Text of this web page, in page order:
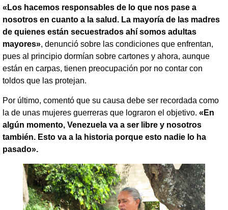
«Los hacemos responsables de lo que nos pase a
nosotros en cuanto a la salud. La mayoría de las madres
de quienes están secuestrados ahí somos adultas
mayores», denunció sobre las condiciones que enfrentan,
pues al principio dormían sobre cartones y ahora, aunque
están en carpas, tienen preocupación por no contar con
toldos que las protejan.
Por último, comentó que su causa debe ser recordada como
la de unas mujeres guerreras que lograron el objetivo. «En
algún momento, Venezuela va a ser libre y nosotros
también. Esto va a la historia porque esto nadie lo ha
pasado».